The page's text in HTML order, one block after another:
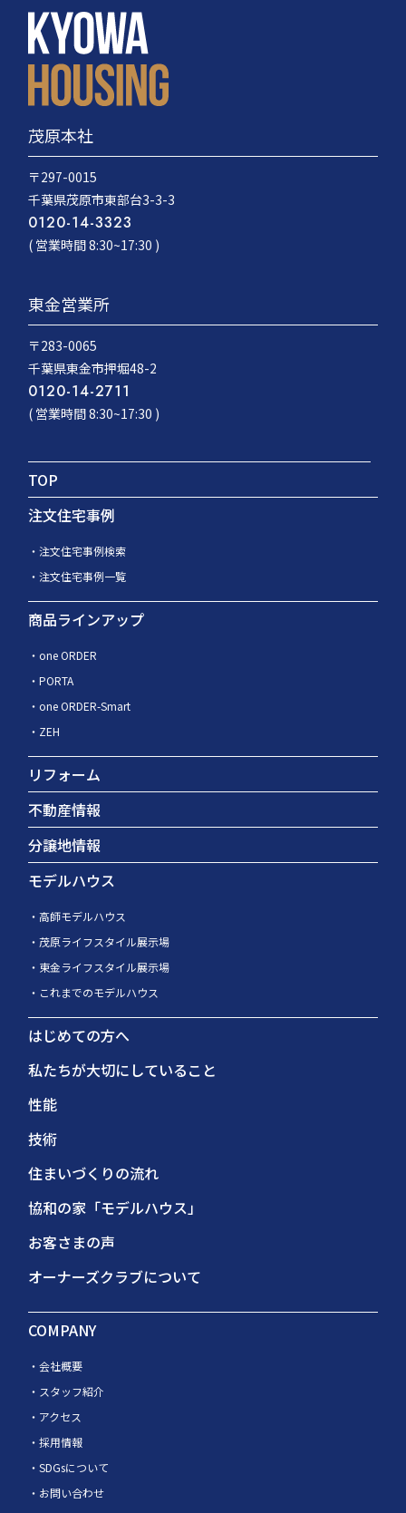
茂原本社
〒297-0015
千葉県茂原市東部台3-3-3
0120-14-3323
( 営業時間 8:30~17:30 )
東金営業所
〒283-0065
千葉県東金市押堀48-2
0120-14-2711
( 営業時間 8:30~17:30 )
TOP
注文住宅事例
注文住宅事例検索
注文住宅事例一覧
商品ラインアップ
one ORDER
PORTA
one ORDER-Smart
ZEH
リフォーム
不動産情報
分譲地情報
モデルハウス
高師モデルハウス
茂原ライフスタイル展示場
東金ライフスタイル展示場
これまでのモデルハウス
はじめての方へ
私たちが大切にしていること
性能
技術
住まいづくりの流れ
協和の家「モデルハウス」
お客さまの声
オーナーズクラブについて
COMPANY
会社概要
スタッフ紹介
アクセス
採用情報
SDGsについて
お問い合わせ